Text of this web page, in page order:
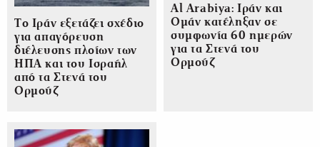
Το Ιράν εξετάζει σχέδιο
για απαγόρευση
διέλευσης πλοίων των
ΗΠΑ και του Ισραήλ
από τα Στενά του
Ορμούζ
Al Arabiya: Ιράν και
Ομάν κατέληξαν σε
συμφωνία 60 ημερών
για τα Στενά του
Ορμούζ